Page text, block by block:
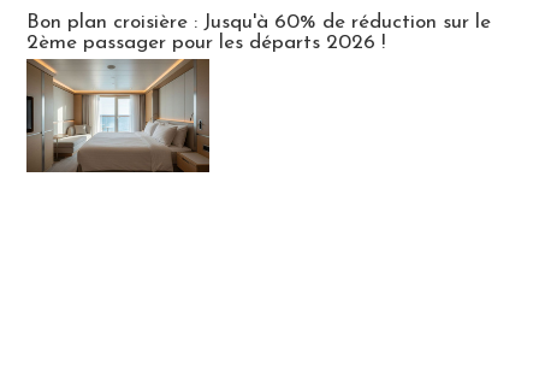
Bon plan croisière : Jusqu'à 60% de réduction sur le
2ème passager pour les départs 2026 !